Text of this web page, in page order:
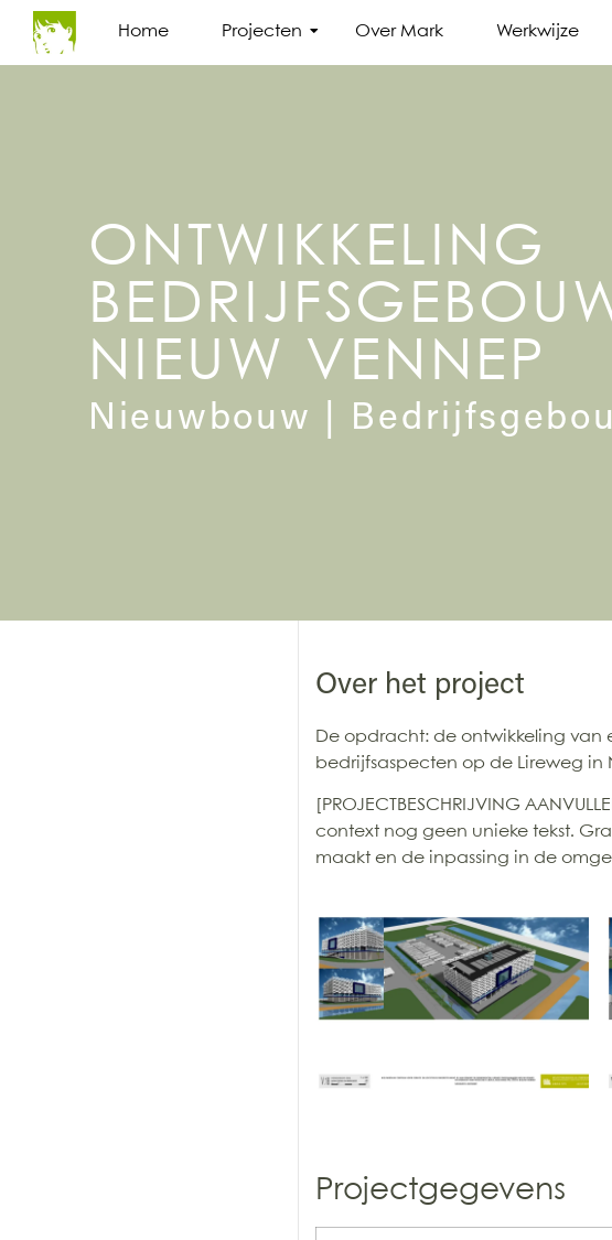
Home Projecten Over Mark Werkwijze
ONTWIKKELING
NIEUW VENNEP
Nieuwbouw |
Over het project
De opdracht: de ontwikkeling van
bedrijfsaspecten op de Lireweg in
[PROJECTBESCHRIJVING
context nog geen unieke tekst.
maakt en de inpassing in de
Projectgegevens